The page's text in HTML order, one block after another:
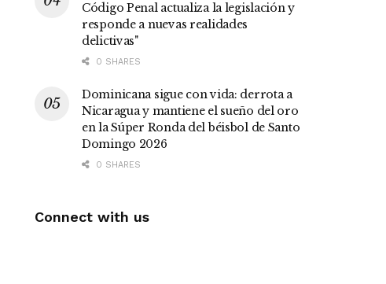
Código Penal actualiza la legislación y
responde a nuevas realidades
delictivas"
0 SHARES
Dominicana sigue con vida: derrota a
Nicaragua y mantiene el sueño del oro
en la Súper Ronda del béisbol de Santo
Domingo 2026
0 SHARES
Connect with us